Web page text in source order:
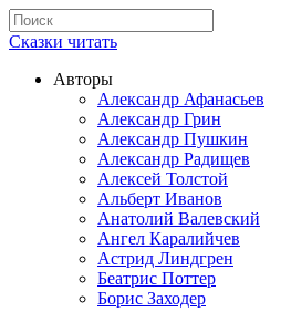
Сказки читать
Авторы
Александр Афанасьев
Александр Грин
Александр Пушкин
Александр Радищев
Алексей Толстой
Альберт Иванов
Анатолий Валевский
Ангел Каралийчев
Астрид Линдгрен
Беатрис Поттер
Борис Заходер